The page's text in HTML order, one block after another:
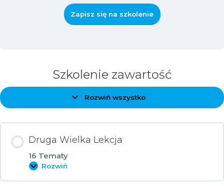
Zapisz się na szkolenie
Szkolenie zawartość
Rozwiń wszystko
Zagadnienia
Druga Wielka Lekcja
16 Tematy
Rozwiń
Druga